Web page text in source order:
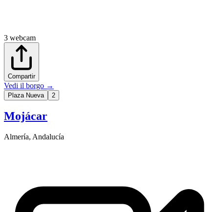
3 webcam
Compartir
Vedi il borgo →
Plaza Nueva 2
Mojácar
Almería, Andalucía